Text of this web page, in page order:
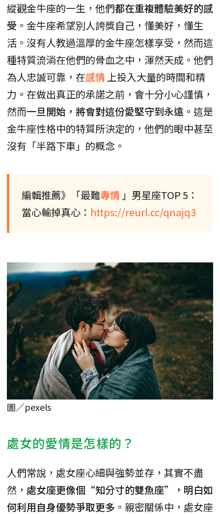
縱觀金牛座的一生，他們都在重複體驗美好的感
受 。金牛座希望別人誇獎自己，懂美好，懂生
活。沒有人教過溫厚的金牛座怎樣享受，然而這
種特質流淌在他們的骨血之中，渾然天成。他們
為人忠誠可靠，在感情 上投入大量的時間和精
力。在做出真正的承諾之前，會十分小心謹慎，
然而一旦開始，將會對這份愛堅守到永遠 。這是
金牛座性格中的特質所決定的，他們的眼中甚至
沒有「半路下車」的概念。
編輯推薦》「最難專情 」男星座TOP 5：
當心輸掉真心： https://reurl.cc/qnajq3
圖／pexels
處女的愛情是怎樣的？
人們常說，處女座心細與強勢並存，其實不盡
然， 處女座更像個“知分寸的雙魚座”，明白如
何利用自身優勢爭取更多 。親密關係中，處女座